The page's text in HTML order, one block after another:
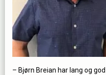
– Bjørn Breian har lang og